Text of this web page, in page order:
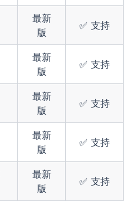
最新
版
✅ 支持
最新
版
✅ 支持
最新
版
✅ 支持
最新
版
✅ 支持
最新
版
✅ 支持